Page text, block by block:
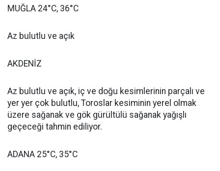
MUĞLA 24°C, 36°C
Az bulutlu ve açık
AKDENİZ
Az bulutlu ve açık, iç ve doğu kesimlerinin parçalı ve
yer yer çok bulutlu, Toroslar kesiminin yerel olmak
üzere sağanak ve gök gürültülü sağanak yağışlı
geçeceği tahmin ediliyor.
ADANA 25°C, 35°C